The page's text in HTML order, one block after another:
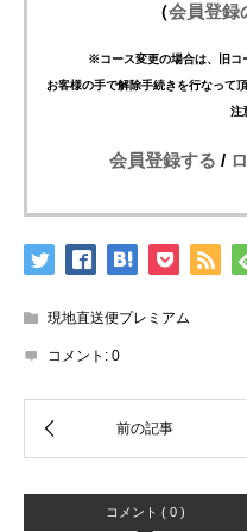
（会員登録
※コース変更の場合は、旧コ
お客様の手で解除手続きを行なって
注
会員登録する /
現地直送便プレミアム
コメント: 0
コメント ( 0 )